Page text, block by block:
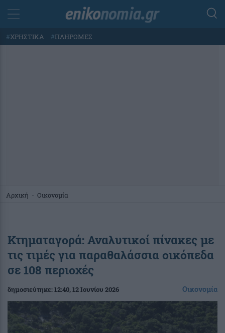
#ΧΡΗΣΤΙΚΑ #ΠΛΗΡΩΜΕΣ
Αρχική - Οικονομία
Κτηματαγορά: Αναλυτικοί πίνακες με
τις τιμές για παραθαλάσσια οικόπεδα
σε 108 περιοχές
δημοσιεύτηκε:12:40, 12 Ιουνίου 2026 Οικονομία